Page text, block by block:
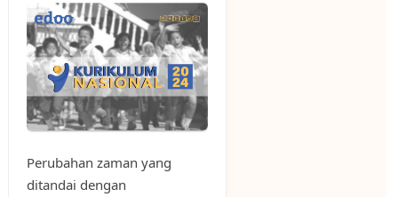
Perubahan zaman yang
ditandai dengan